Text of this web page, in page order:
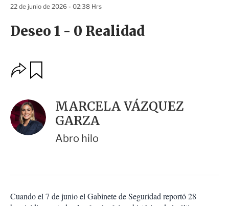
Deseo 1 - 0 Realidad
22 de junio de 2026 - 02:38 Hrs
O
p
o
n
e
s
o
p
a
a
r
MARCELA VÁZQUEZ
GARZA
Abro hilo
Cuando el 7 de junio el Gabinete de Seguridad reportó 28